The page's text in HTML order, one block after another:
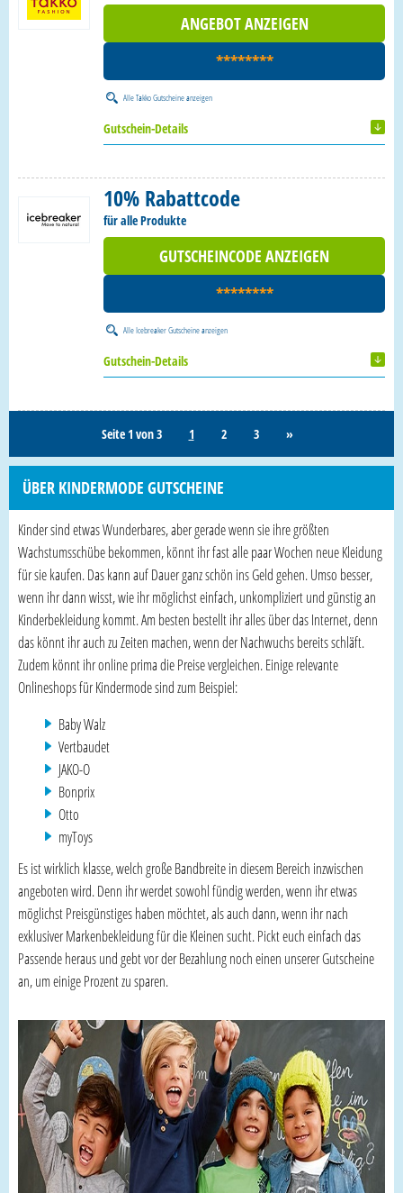
ANGEBOT ANZEIGEN
********
AlleTakko Gutscheineanzeigen
Gutschein-Details
10% Rabattcode
für alle Produkte
GUTSCHEINCODE ANZEIGEN
********
AlleIcebreaker Gutscheineanzeigen
Gutschein-Details
Seite 1 von 3 1 2 3 »
ÜBER KINDERMODE GUTSCHEINE
Kinder sind etwas Wunderbares, aber gerade wenn sie ihre größten
Wachstumsschübe bekommen, könnt ihr fast alle paar Wochen neue Kleidung
für sie kaufen. Das kann auf Dauer ganz schön ins Geld gehen. Umso besser,
wenn ihr dann wisst, wie ihr möglichst einfach, unkompliziert und günstig an
Kinderbekleidung kommt. Am besten bestellt ihr alles über das Internet, denn
das könnt ihr auch zu Zeiten machen, wenn der Nachwuchs bereits schläft.
Zudem könnt ihr online prima die Preise vergleichen. Einige relevante
Onlineshops für Kindermode sind zum Beispiel:
Baby Walz
Vertbaudet
JAKO-O
Bonprix
Otto
myToys
Es ist wirklich klasse, welch große Bandbreite in diesem Bereich inzwischen
angeboten wird. Denn ihr werdet sowohl fündig werden, wenn ihr etwas
möglichst Preisgünstiges haben möchtet, als auch dann, wenn ihr nach
exklusiver Markenbekleidung für die Kleinen sucht. Pickt euch einfach das
Passende heraus und gebt vor der Bezahlung noch einen unserer Gutscheine
an, um einige Prozent zu sparen.